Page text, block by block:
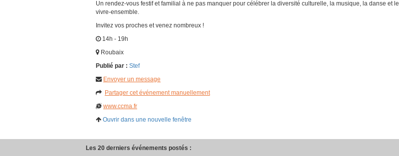
Un rendez-vous festif et familial à ne pas manquer pour célébrer la diversité culturelle, la musique, la danse et le
vivre-ensemble.
Invitez vos proches et venez nombreux !
14h - 19h
Roubaix
Publié par : Stef
Envoyer un message
Partager cet événement manuellement
www.ccma.fr
Ouvrir dans une nouvelle fenêtre
Les 20 derniers événements postés :